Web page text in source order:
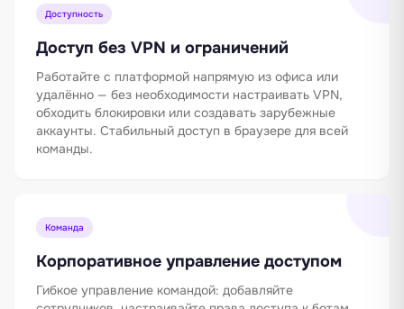
Доступность
Доступ без VPN и ограничений
Работайте с платформой напрямую из офиса или
удалённо — без необходимости настраивать VPN,
обходить блокировки или создавать зарубежные
аккаунты. Стабильный доступ в браузере для всей
команды.
Команда
Корпоративное управление доступом
Гибкое управление командой: добавляйте